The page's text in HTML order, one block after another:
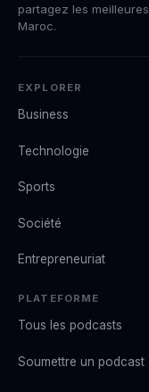
partagez les
Maroc.
EXPLORER
Business
Technologie
Sports
Société
Entrepreneuriat
PLATEFORME
Tous les podcasts
Soumettre un podcast